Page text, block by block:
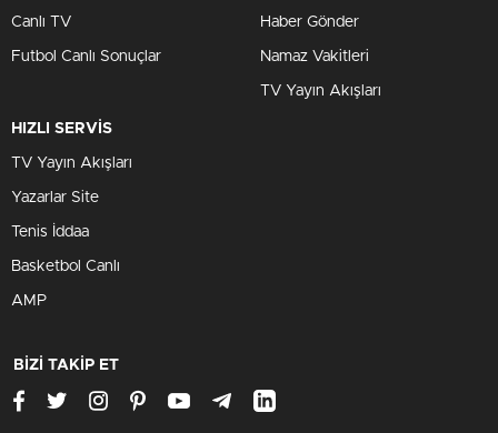
Canlı TV
Futbol Canlı Sonuçlar
Haber Gönder
Namaz Vakitleri
TV Yayın Akışları
HIZLI SERVİS
TV Yayın Akışları
Yazarlar Site
Tenis İddaa
Basketbol Canlı
AMP
BİZİ TAKİP ET